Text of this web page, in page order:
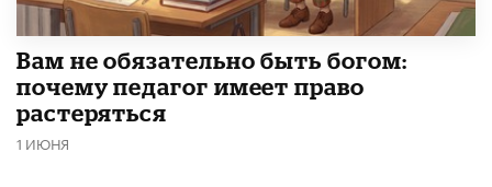
​Вам не обязательно быть богом:
почему педагог имеет право
растеряться
1 ИЮНЯ